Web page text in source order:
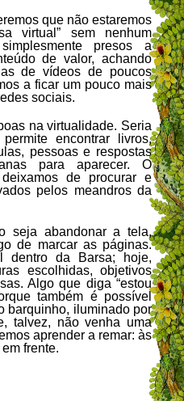
que não estaremos
virtual” sem nenhum
presos a
de valor, achando
de vídeos de poucos
a ficar um pouco mais
sociais.
na virtualidade. Seria
encontrar livros,
pessoas e respostas
para aparecer. O
de procurar e
pelos meandros da
seja abandonar a tela,
de marcar as páginas.
dentro da Barsa; hoje,
escolhidas, objetivos
Algo que diga “estou
também é possível
barquinho, iluminado por
talvez, não venha uma
aprender a remar: às
frente.